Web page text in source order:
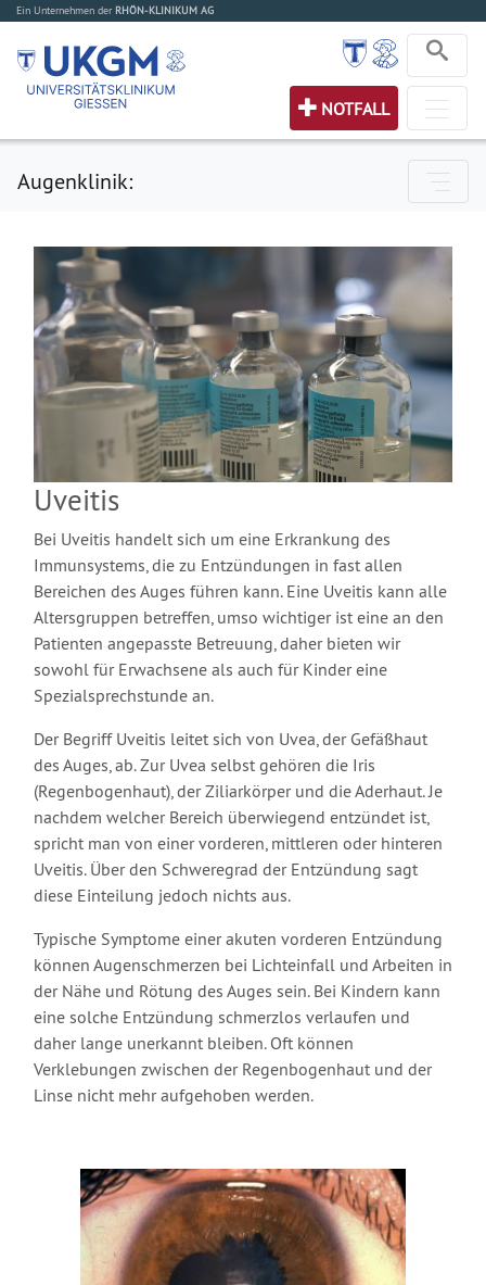
Ein Unternehmen der RHÖN-KLINIKUM AG
NOTFALL
Augenklinik:
Uveitis
Bei Uveitis handelt sich um eine Erkrankung des
Immunsystems, die zu Entzündungen in fast allen
Bereichen des Auges führen kann. Eine Uveitis kann alle
Altersgruppen betreffen, umso wichtiger ist eine an den
Patienten angepasste Betreuung, daher bieten wir
sowohl für Erwachsene als auch für Kinder eine
Spezialsprechstunde an.
Der Begriff Uveitis leitet sich von Uvea, der Gefäßhaut
des Auges, ab. Zur Uvea selbst gehören die Iris
(Regenbogenhaut), der Ziliarkörper und die Aderhaut. Je
nachdem welcher Bereich überwiegend entzündet ist,
spricht man von einer vorderen, mittleren oder hinteren
Uveitis. Über den Schweregrad der Entzündung sagt
diese Einteilung jedoch nichts aus.
Typische Symptome einer akuten vorderen Entzündung
können Augenschmerzen bei Lichteinfall und Arbeiten in
der Nähe und Rötung des Auges sein. Bei Kindern kann
eine solche Entzündung schmerzlos verlaufen und
daher lange unerkannt bleiben. Oft können
Verklebungen zwischen der Regenbogenhaut und der
Linse nicht mehr aufgehoben werden.